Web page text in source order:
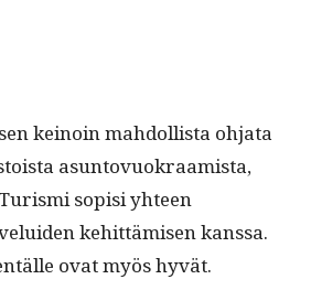
keinoin mah­dol­lista ohja­ta
asun­tovuokraamista,
sopisi yhteen
kehit­tämisen kanssa.
ovat myös hyvät.